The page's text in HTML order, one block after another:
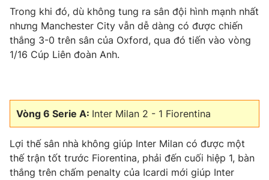
Trong khi đó, dù không tung ra sân đội hình mạnh nhất
nhưng Manchester City vẫn dễ dàng có được chiến
thắng 3-0 trên sân của Oxford, qua đó tiến vào vòng
1/16 Cúp Liên đoàn Anh.
Vòng 6 Serie A: Inter Milan 2 - 1 Fiorentina
Lợi thế sân nhà không giúp Inter Milan có được một
thế trận tốt trước Fiorentina, phải đến cuối hiệp 1, bàn
thắng trên chấm penalty của Icardi mới giúp Inter